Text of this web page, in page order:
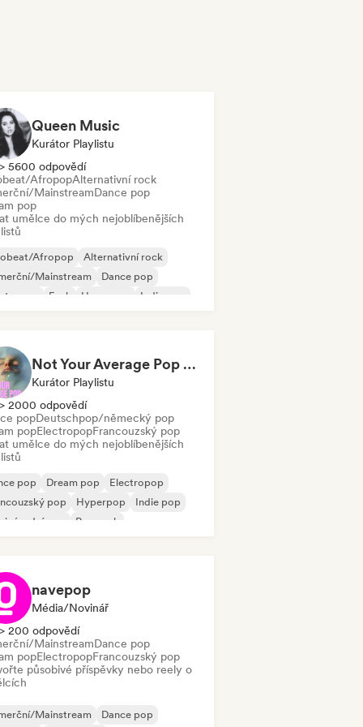
Queen Music
Kurátor Playlistu
> 5600 odpovědí
AfropopAlternativní rock
MainstreamDance pop
pop
umělce do mých nejoblíbenějších
Afropop
Alternativní rock
Mainstream
Dance pop
Funk Hyperpop Indie pop
Not Your Average Pop 🛸 Art Pop, Alt-Pop & Indie Pop
Kurátor Playlistu
> 2000 odpovědí
popDeutschpop/německý pop
popElectropopFrancouzský pop
umělce do mých nejoblíbenějších
pop Dream pop
Electropop
pop
Hyperpop
Indie pop
pop
Pop rock
navepop
Média/novinář
> 200 odpovědí
MainstreamDance pop
popElectropopFrancouzský pop
působivé příspěvky nebo reely o
Mainstream Dance pop